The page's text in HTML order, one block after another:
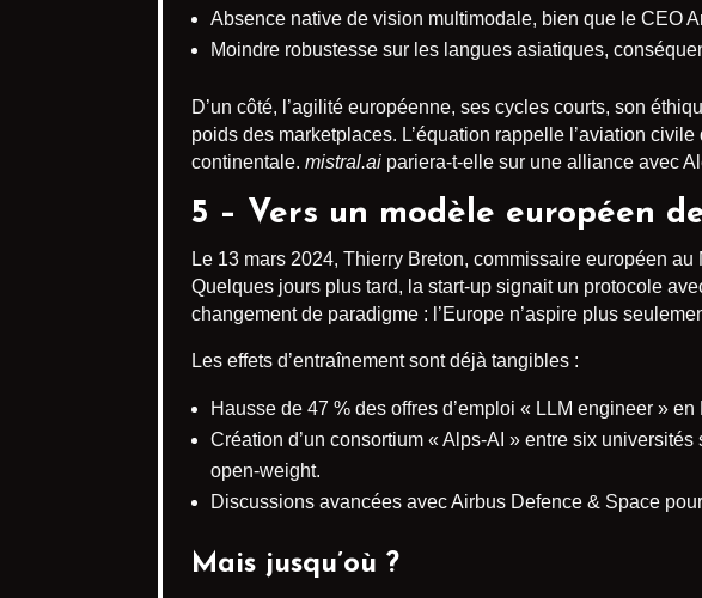
Absence native de vision multimodale, bien que le CEO
Moindre robustesse sur les langues asiatiques,
D’un côté, l’agilité européenne, ses cycles courts, son
poids des marketplaces. L’équation rappelle l’aviation
continentale. mistral.ai pariera-t-elle sur une alliance avec
5 – Vers un modèle européen
Le 13 mars 2024, Thierry Breton, commissaire européen
Quelques jours plus tard, la start-up signait un protocole
changement de paradigme : l’Europe n’aspire plus
Les effets d’entraînement sont déjà tangibles :
Hausse de 47 % des offres d’emploi « LLM engineer »
Création d’un consortium « Alps-AI » entre six
open-weight.
Discussions avancées avec Airbus Defence & Space
Mais jusqu’où ?